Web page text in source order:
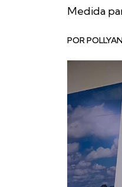
Medida
POR